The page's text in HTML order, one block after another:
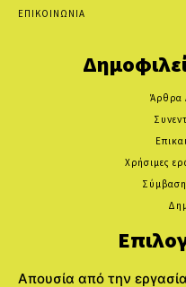
ΕΠΙΚΟΙΝΩΝΙΑ
Άρθρα
Χρήσιμες
Απουσία από την